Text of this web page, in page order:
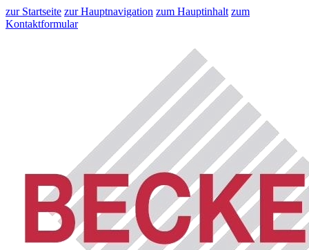
zur Startseite zur Hauptnavigation zum Hauptinhalt zum
Kontaktformular